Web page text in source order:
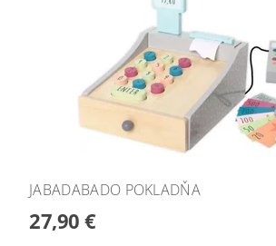
JABADABADO POKLADŇA
27,90 €